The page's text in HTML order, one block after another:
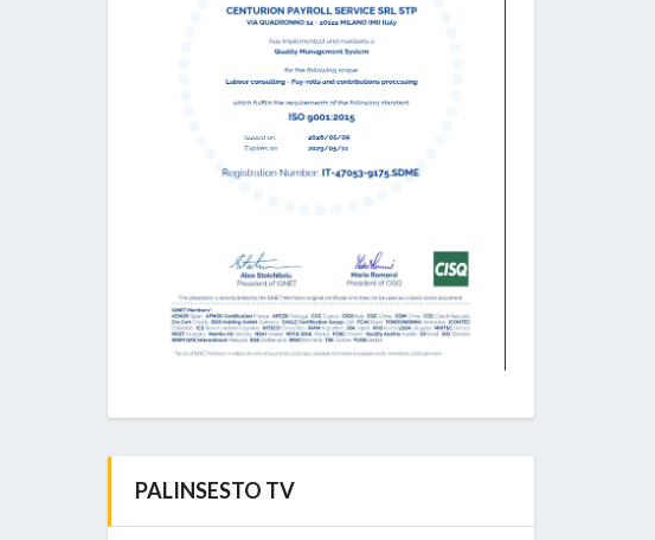
PALINSESTO TV